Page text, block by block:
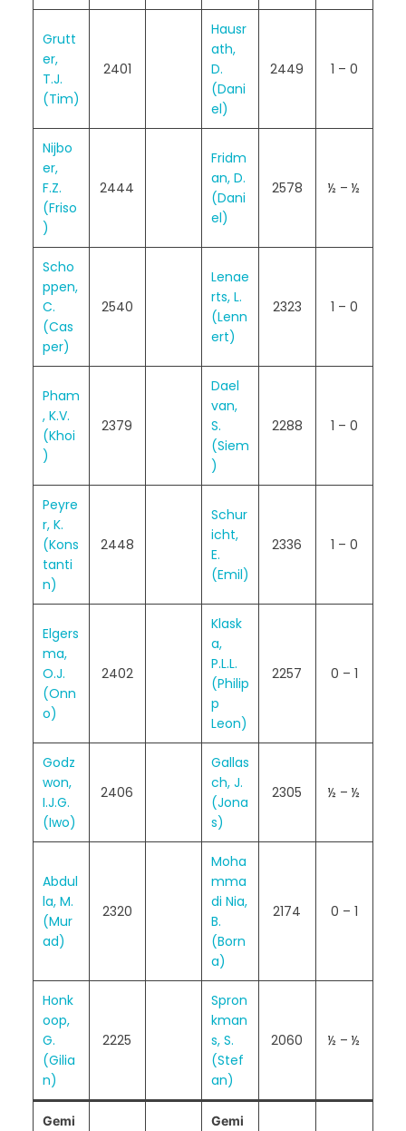
Grutt
er,
T.J.
(Tim)
2401
Hausr
ath,
D.
(Dani
el)
2449 1 – 0
Nijbo
er,
F.Z.
(Friso
)
2444
Fridm
an, D.
(Dani
el)
2578 ½ – ½
Scho
ppen,
C.
(Cas
per)
2540
Lenae
rts, L.
(Lenn
ert)
2323 1 – 0
Pham
, K.V.
(Khoi
)
2379
Dael
van,
S.
(Siem
)
2288 1 – 0
Peyre
r, K.
(Kons
tanti
n)
2448
Schur
icht,
E.
(Emil)
2336 1 – 0
Elgers
ma,
O.J.
(Onn
o)
2402
Klask
a,
P.L.L.
(Philip
p
Leon)
2257 0 – 1
Godz
won,
I.J.G.
(Iwo)
2406
Gallas
ch, J.
(Jona
s)
2305 ½ – ½
Abdul
la, M.
(Mur
ad)
2320
Moha
mma
di Nia,
B.
(Born
a)
2174 0 – 1
Honk
oop,
G.
(Gilia
n)
2225
Spron
kman
s, S.
(Stef
an)
2060 ½ – ½
Gemi
Gemi